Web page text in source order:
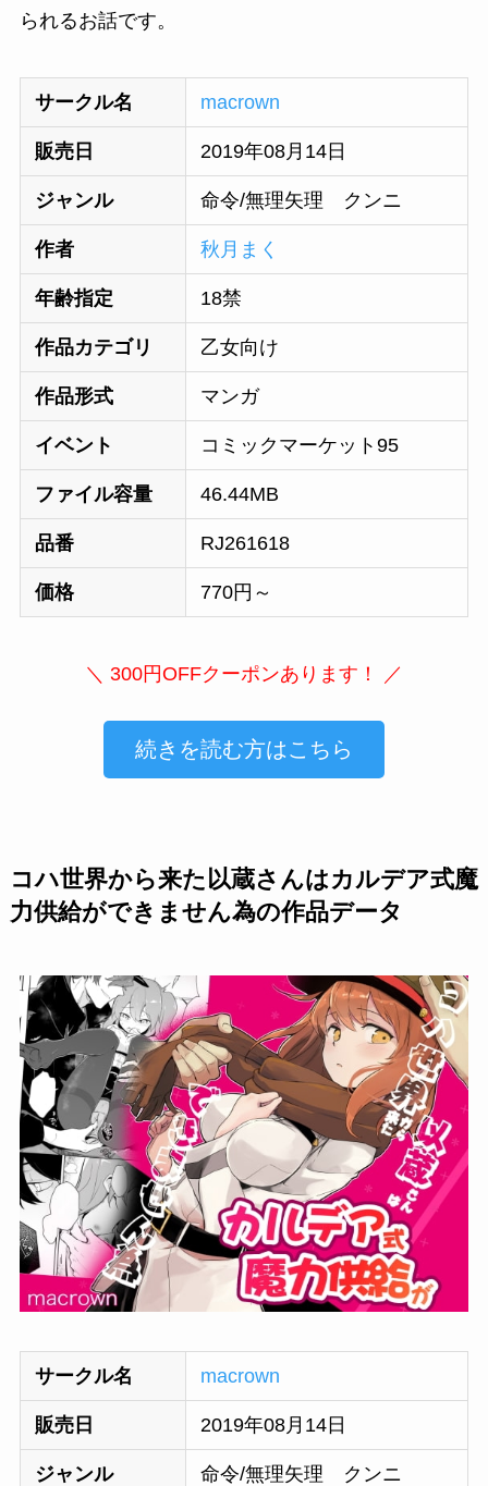
られるお話です。
サークル名 macrown
販売日 2019年08月14日
ジャンル 命令/無理矢理 クンニ
作者 秋月まく
年齢指定 18禁
作品カテゴリ 乙女向け
作品形式 マンガ
イベント コミックマーケット95
ファイル容量 46.44MB
品番 RJ261618
価格 770円～
＼ 300円OFFクーポンあります！ ／
続きを読む方はこちら
コハ世界から来た以蔵さんはカルデア式魔
力供給ができません為の作品データ
サークル名 macrown
販売日 2019年08月14日
ジャンル 命令/無理矢理 クンニ